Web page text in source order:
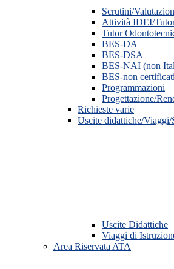
Scrutini/
Attività IDEI/
Tutor
BES-DA
BES-DSA
BES-NAI (non
BES-non certificati
Programmazioni
Progettazione/
Richieste varie
Uscite didattiche/Viaggi/
Uscite Didattiche
Viaggi di
Area Riservata ATA